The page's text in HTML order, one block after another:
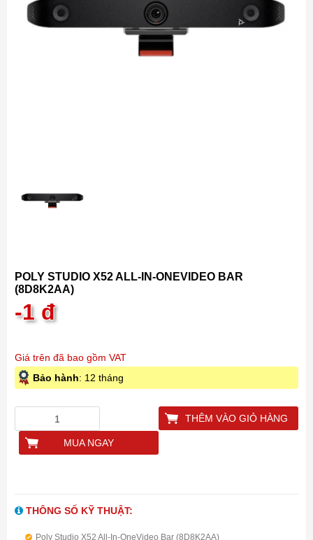
POLY STUDIO X52 ALL-IN-ONEVIDEO BAR
(8D8K2AA)
-1 đ
Giá trên đã bao gồm VAT
Bảo hành: 12 tháng
THÊM VÀO GIỎ HÀNG
MUA NGAY
THÔNG SỐ KỸ THUẬT:
Poly Studio X52 All-In-OneVideo Bar (8D8K2AA)